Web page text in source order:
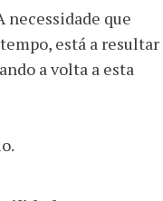
necessidade que
está a resultar
a volta a esta